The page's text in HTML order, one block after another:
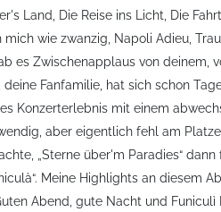
Land, Die Reise ins Licht, Die
wie zwanzig, Napoli Adieu,
es Zwischenapplaus von deinem,
Fanfamilie, hat sich schon
Konzerterlebnis mit einem
aber eigentlich fehl am
„Sterne über'm Paradies“ dann
Meine Highlights an diesem
Abend, gute Nacht und Funiculì